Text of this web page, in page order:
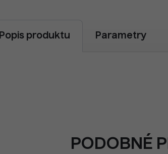
Popis produktu Parametry
PODOBNÉ